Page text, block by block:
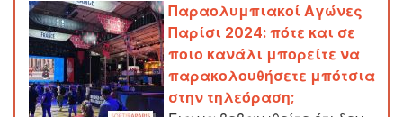
Παραολυμπιακοί Αγώνες
Παρίσι 2024: πότε και σε
ποιο κανάλι μπορείτε να
παρακολουθήσετε μπότσια
στην τηλεόραση;